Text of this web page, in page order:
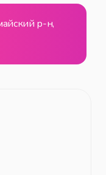
10:00—22:00
р-н,